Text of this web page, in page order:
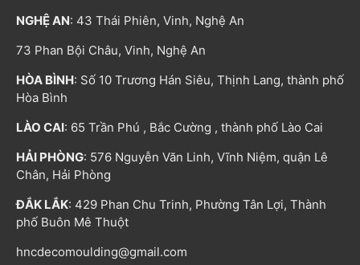
NGHỆ AN: 43 Thái Phiên, Vinh, Nghệ An
73 Phan Bội Châu, Vinh, Nghệ An
HÒA BÌNH: Số 10 Trương Hán Siêu, Thịnh Lang, thành phố
Hòa Bình
LÀO CAI: 65 Trần Phú , Bắc Cường , thành phố Lào Cai
HẢI PHÒNG: 576 Nguyễn Văn Linh, Vĩnh Niệm, quận Lê
Chân, Hải Phòng
ĐẮK LẮK: 429 Phan Chu Trinh, Phường Tân Lợi, Thành
phố Buôn Mê Thuột
hncdecomoulding@gmail.com